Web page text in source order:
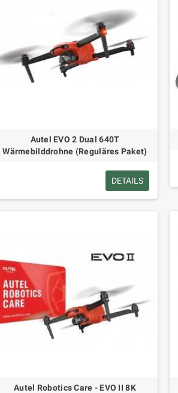
Autel EVO 2 Dual 640T
Wärmebilddrohne (Reguläres Paket)
DETAILS
Autel Robotics Care - EVO II 8K